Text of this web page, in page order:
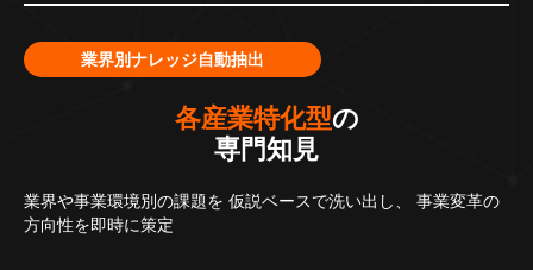
業界別ナレッジ自動抽出
各産業特化型の
専門知見
業界や事業環境別の課題を 仮説ベースで洗い出し、
事業変革の
方向性を即時に策定